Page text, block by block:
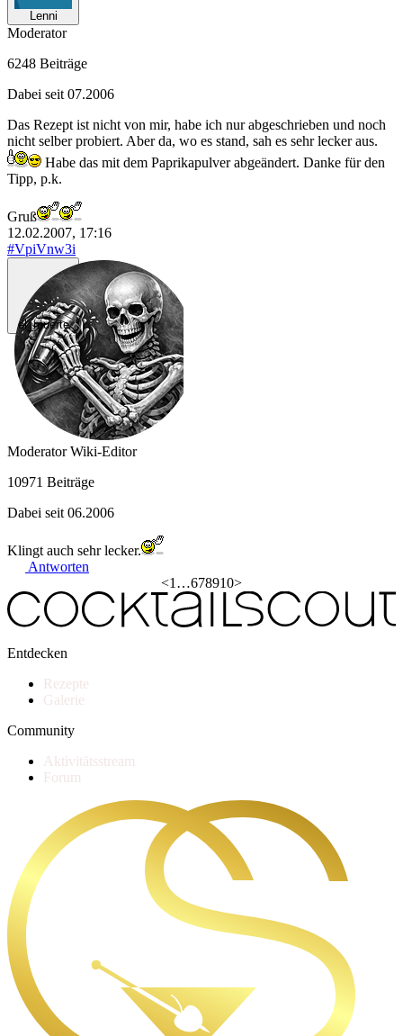
Lenni
Moderator
6248 Beiträge
Dabei seit 07.2006
Das Rezept ist nicht von mir, habe ich nur abgeschrieben und noch
nicht selber probiert. Aber da, wo es stand, sah es sehr lecker aus.
Habe das mit dem Paprikapulver abgeändert. Danke für den
Tipp, p.k.
Gruß
12.02.2007, 17:16
#VpiVnw3i
el_muerte
ModeratorWiki-Editor
10971 Beiträge
Dabei seit 06.2006
Klingt auch sehr lecker.
Antworten
<1 …678910>
Entdecken
Rezepte
Galerie
Community
Aktivitätsstream
Forum